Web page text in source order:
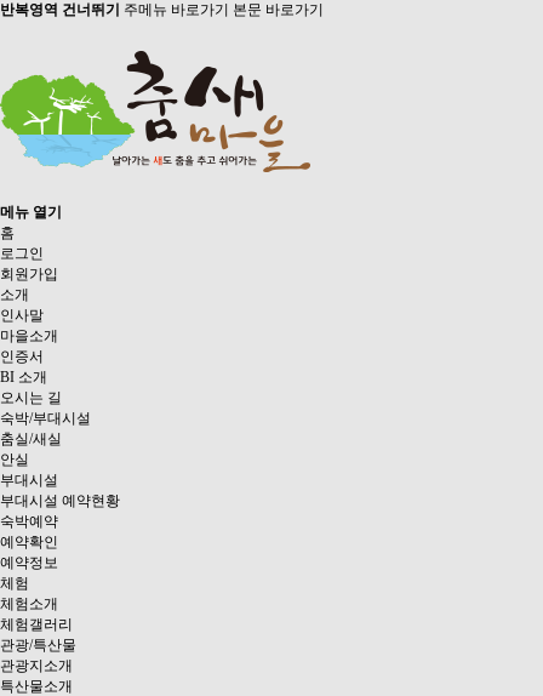
반복영역 건너뛰기 주메뉴 바로가기 본문 바로가기
메뉴 열기
홈
로그인
회원가입
소개
인사말
마을소개
인증서
BI 소개
오시는 길
숙박/부대시설
춤실/새실
안실
부대시설
부대시설 예약현황
숙박예약
예약확인
예약정보
체험
체험소개
체험갤러리
관광/특산물
관광지소개
특산물소개